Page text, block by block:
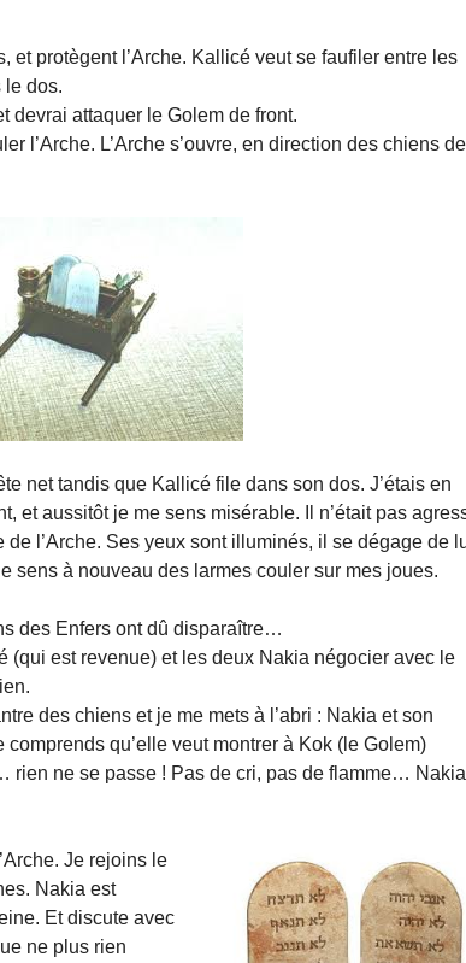
et protègent l’Arche. Kallicé veut se faufiler entre les
le dos.
attaquer le Golem de front.
l’Arche. L’Arche s’ouvre, en direction des chiens
net tandis que Kallicé file dans son dos. J’étais en
et aussitôt je me sens misérable. Il n’était pas
l’Arche. Ses yeux sont illuminés, il se dégage de
à nouveau des larmes couler sur mes joues.
des Enfers ont dû disparaître…
(qui est revenue) et les deux Nakia négocier avec le
des chiens et je me mets à l’abri : Nakia et son
qu’elle veut montrer à Kok (le Golem)
rien ne se passe ! Pas de cri, pas de flamme… Nakia
Je rejoins le
Nakia est
Et discute avec
ne plus rien